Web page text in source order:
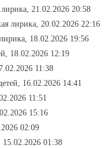
лирика, 21.02.2026 20:58
лирика, 20.02.2026 22:16
18.02.2026 19:56
18.02.2026 12:19
11:38
16.02.2026 14:41
11:51
15:16
02:09
15.02.2026 01:38